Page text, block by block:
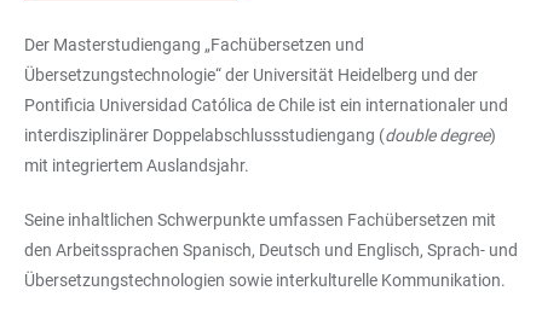
Der Masterstudiengang „Fachübersetzen und
Übersetzungstechnologie“ der Universität Heidelberg und der
Pontificia Universidad Católica de Chile ist ein internationaler und
interdisziplinärer Doppelabschlussstudiengang (double degree)
mit integriertem Auslandsjahr.
Seine inhaltlichen Schwerpunkte umfassen Fachübersetzen mit
den Arbeitssprachen Spanisch, Deutsch und Englisch, Sprach- und
Übersetzungstechnologien sowie interkulturelle Kommunikation.